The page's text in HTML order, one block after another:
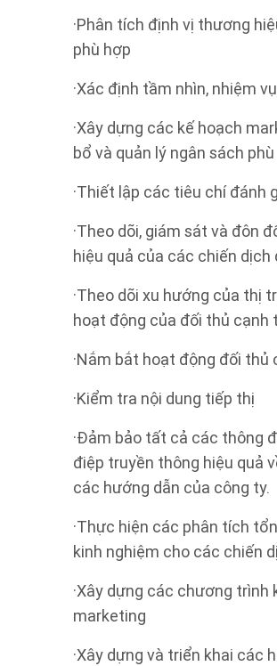
·Phân tích định vị thương
phù hợp
·Xác định tầm nhìn, nhiệm
·Xây dựng các kế hoạch
bổ và quản lý ngân sách phù
·Thiết lập các tiêu chí đánh
·Theo dõi, giám sát và đôn
hiệu quả của các chiến dịch
·Theo dõi xu hướng của thị
hoạt động của đối thủ cạnh
·Nắm bắt hoạt động đối thủ
·Kiểm tra nội dung tiếp thị
·Đảm bảo tất cả các thông
điệp truyền thông hiệu quả
các hướng dẫn của công ty.
·Thực hiện các phân tích
kinh nghiệm cho các chiến
·Xây dựng các chương
marketing
·Xây dựng và triển khai các